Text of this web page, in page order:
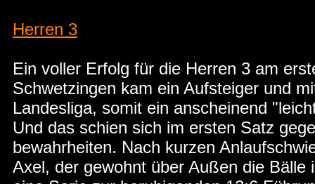
Herren 3
Ein voller Erfolg für die Herren 3 am
Schwetzingen kam ein Aufsteiger und
Landesliga, somit ein anscheinend
Und das schien sich im ersten Satz
bewahrheiten. Nach kurzen
Axel, der gewohnt über Außen die